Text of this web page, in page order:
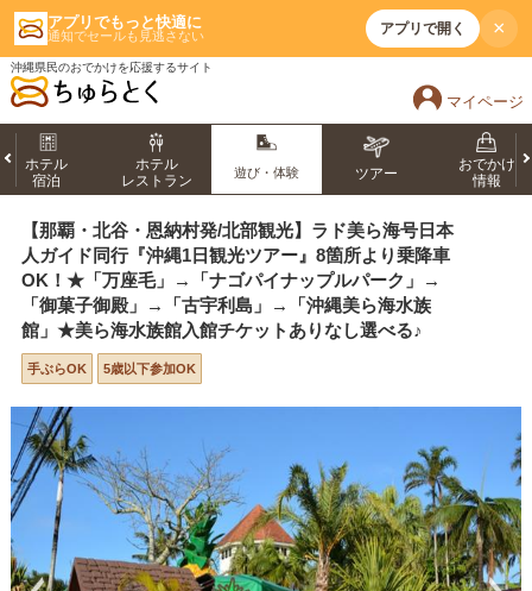
アプリでもっと快適に
通知でセールも見逃さない アプリで開く ×
沖縄県民のおでかけを応援するサイト
マイページ
ホテル
宿泊
ホテル
レストラン
遊び・体験 ツアー
おでかけ
情報
【那覇・北谷・恩納村発/北部観光】ラド美ら海号日本
人ガイド同行『沖縄1日観光ツアー』8箇所より乗降車
OK！★「万座毛」→「ナゴパイナップルパーク」→
「御菓子御殿」→「古宇利島」→「沖縄美ら海水族
館」★美ら海水族館入館チケットありなし選べる♪
手ぶらOK 5歳以下参加OK